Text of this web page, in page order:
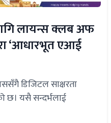
लायन्स क्लब अफ
‘आधारभूत एआई
डिजिटल साक्षरता
यसै सन्दर्भलाई